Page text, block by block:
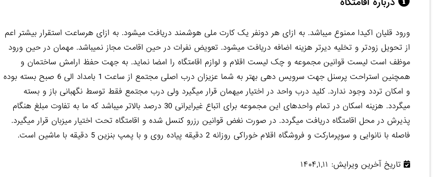
ورود قلیان اکیدا ممنوع میباشد. به ازای هر دونفر یک کارت ملی هوشمند دریافت میشود. به ازای هرساعت استقرار بیشتر اعم
از تحویل زودتر و تخلیه دیرتر هزینه اضافه دریافت میشود. تعویض نفرات در حین اقامت مجاز نمیباشد. مهمان در حین ورود
موظف است لیست قوانین مجموعه و چک لیست اقلام و لوازم اقامتگاه را امضا نماید. به جهت حفظ ارامش ساختمان و
همچنین استراحت پرسنل جهت سرویس دهی بهتر به شما عزیزان درب اصلی مجتمع از ساعت 1 بامداد الی 6 صبح بسته بوده
و امکان تردد وجود ندارد. کلید درب واحد در اختیار میهمان قرار میگیرد ولی درب مجتمع فقط توسط نگهبانی باز و بسته
میگردد. هزینه اسکان در تمام واحدهای این مجموعه برای اتباع غیرایرانی 30 درصد بالاتر میباشد که ما به تفاوت مبلغ هنگام
پذیرش در محل اقامتگاه دریافت میگردد. در صورت نغض قوانین رزرو کنسل شده و اقامتگاه تحت اختیار میزبان قرار میگیرد.
فاصله با نانوایی و سوپرمارکت و فروشگاه اقلام خوراکی روزانه 2 دقیقه پیاده روی و با پمپ بنزین 5 دقیقه با ماشین است.
تاریخ آخرین ویرایش: ۱۴۰۴,۱,۱۱